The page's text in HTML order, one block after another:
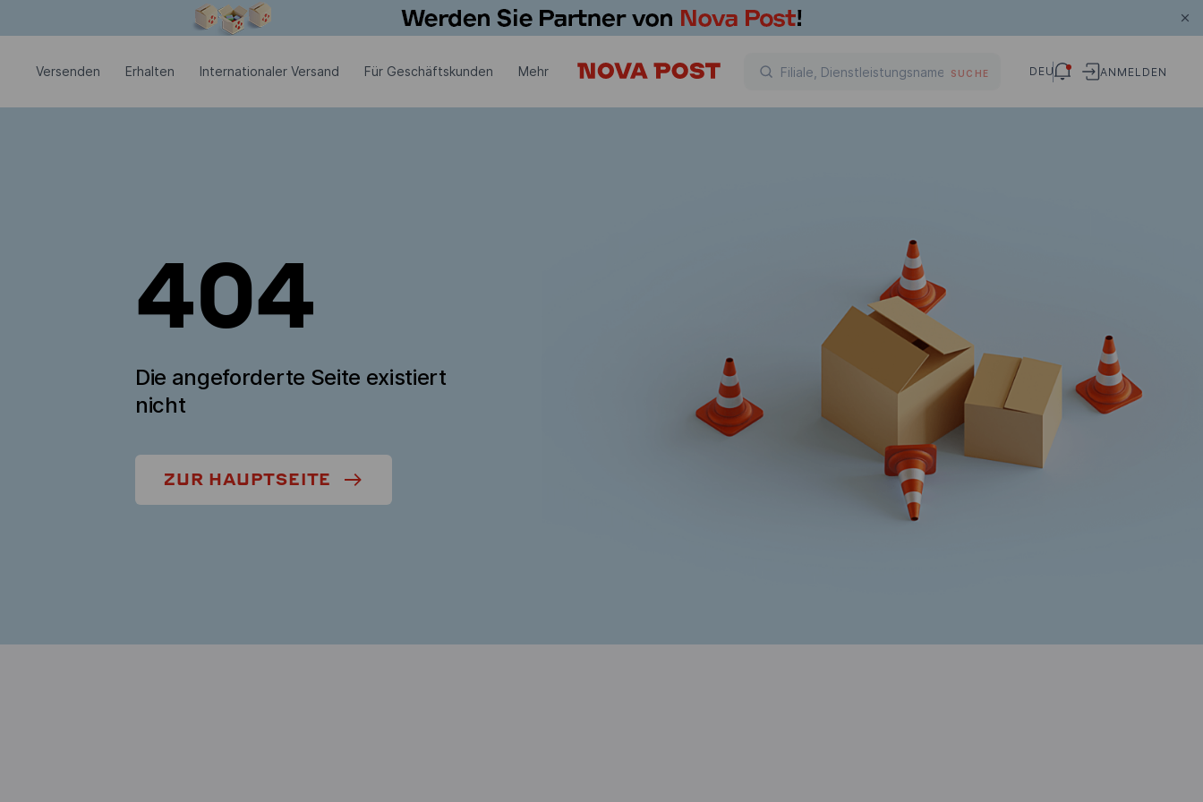
Versenden Erhalten Internationaler Versand Für Geschäftskunden Mehr SUCHE DEU ANMELDEN
404
Die angeforderte Seite existiert
nicht
ZUR HAUPTSEITE
Modales Fenster ist geöffnet